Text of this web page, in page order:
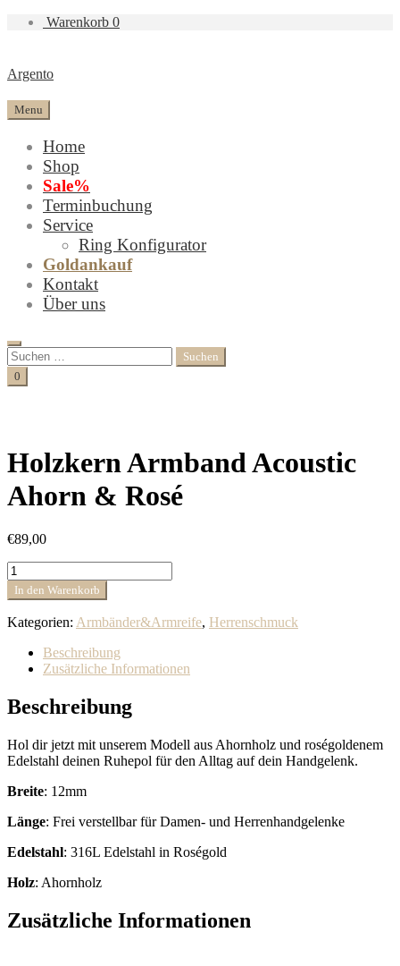
Warenkorb 0
Argento
Menu
Home
Shop
Sale%
Terminbuchung
Service
Ring Konfigurator
Goldankauf
Kontakt
Über uns
Search
Suchen
nach:
Cart
0
Holzkern Armband Acoustic
Ahorn & Rosé
€89,00
Holzkern
Armband
Acoustic
Ahorn
Rosé
Menge
In den Warenkorb
Kategorien: Armbänder&Armreife, Herrenschmuck
Beschreibung
Zusätzliche Informationen
Beschreibung
Hol dir jetzt mit unserem Modell aus Ahornholz und roségoldenem
Edelstahl deinen Ruhepol für den Alltag auf dein Handgelenk.
Breite: 12mm
Länge: Frei verstellbar für Damen- und Herrenhandgelenke
Edelstahl: 316L Edelstahl in Roségold
Holz: Ahornholz
Zusätzliche Informationen